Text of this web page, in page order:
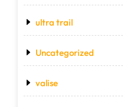
ultra trail
Uncategorized
valise